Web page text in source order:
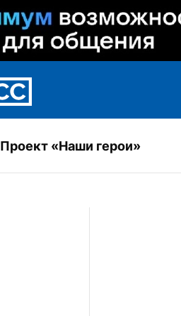
Проект «Наши герои»